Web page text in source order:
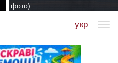
фото)
укр